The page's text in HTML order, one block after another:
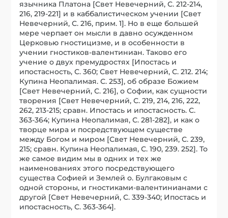
язычника Платона [Свет Невечерний, С. 212-214,
216, 219-221] и в каббалистическом учении [Свет
Невечерний, С. 216, прим. 1]. Но в еще большей
мере черпает он мысли в давно осужденном
Церковью гностицизме, и в особенности в
учении гностиков-валентиниан. Таково его
учение о двух премудростях [Ипостась и
ипостасность, С. 360; Свет Невечерний, С. 212. 214;
Купина Неопалимая. С. 253], об образе Божием
[Свет Невечерний, С. 216], о Софии, как сущности
творения [Свет Невечерний, С. 219, 214, 216, 222,
262, 213-215; сравн. Ипостась и ипостасность. С.
363-364; Купина Неопалимая, С. 281-282], и как о
творце мира и посредствующем существе
между Богом и миром [Свет Невечерний, С. 239,
215; сравн. Купина Неопалимая, С. 190, 239. 252]. То
же самое видим мы в одних и тех же
наименованиях этого посредствующего
существа Софией и Землей о. Булгаковым с
одной стороны, и гностиками-валентинианами с
другой [Свет Невечерний, С. 339-340; Ипостась и
ипостасность, С. 363-364].